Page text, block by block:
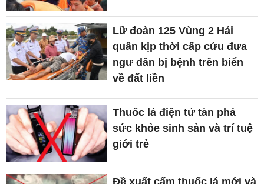
Lữ đoàn 125 Vùng 2 Hải
quân kịp thời cấp cứu đưa
ngư dân bị bệnh trên biển
về đất liền
Thuốc lá điện tử tàn phá
sức khỏe sinh sản và trí tuệ
giới trẻ
Đề xuất cấm thuốc lá mới và